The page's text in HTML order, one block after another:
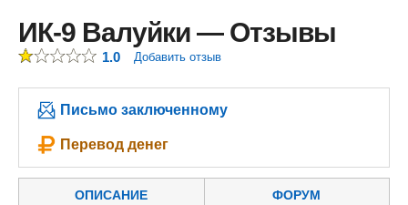
РЕКЛАМОДАТЕЛЯМ
ИК-9 Валуйки — Отзывы
1.0 Добавить отзыв
Письмо заключенному
Перевод денег
ОПИСАНИЕ ФОРУМ